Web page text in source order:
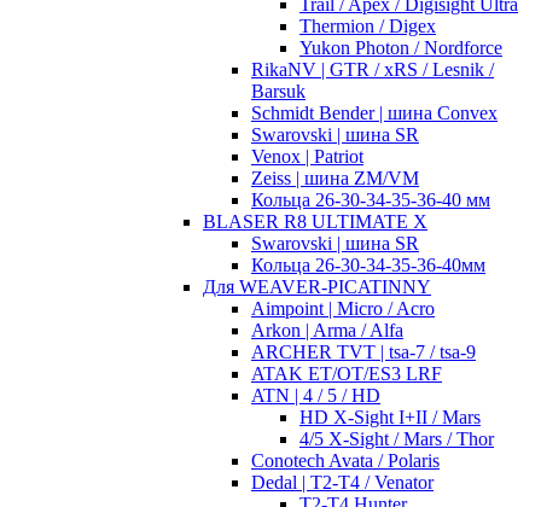
Trail / Apex / Digisight Ultra
Thermion / Digex
Yukon Photon / Nordforce
RikaNV | GTR / xRS / Lesnik /
Barsuk
Schmidt Bender | шина Convex
Swarovski | шина SR
Venox | Patriot
Zeiss | шина ZM/VM
Кольца 26-30-34-35-36-40 мм
BLASER R8 ULTIMATE X
Swarovski | шина SR
Кольца 26-30-34-35-36-40мм
Для WEAVER-PICATINNY
Aimpoint | Micro / Acro
Arkon | Arma / Alfa
ARCHER TVT | tsa-7 / tsa-9
ATAK ET/OT/ES3 LRF
ATN | 4 / 5 / HD
HD X-Sight I+II / Mars
4/5 X-Sight / Mars / Thor
Conotech Avata / Polaris
Dedal | T2-T4 / Venator